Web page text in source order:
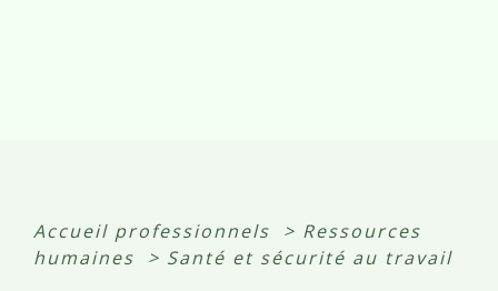
Accueil professionnels > Ressources
humaines
> Santé et sécurité au travail